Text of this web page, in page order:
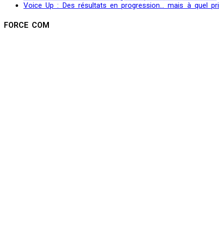
Voice Up : Des résultats en progression… mais à quel
FORCE COM